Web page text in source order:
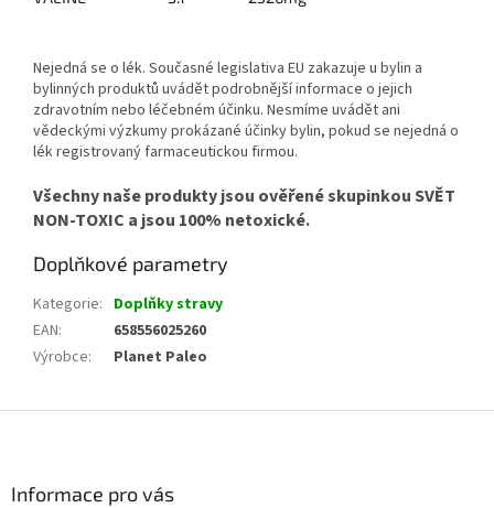
Nejedná se o lék. Současné legislativa EU zakazuje u bylin a
bylinných produktů uvádět podrobnější informace o jejich
zdravotním nebo léčebném účinku. Nesmíme uvádět ani
vědeckými výzkumy prokázané účinky bylin, pokud se nejedná o
lék registrovaný farmaceutickou firmou.
Všechny naše produkty jsou ověřené skupinkou SVĚT
NON-TOXIC a jsou 100% netoxické.
Doplňkové parametry
Kategorie: Doplňky stravy
EAN:
658556025260
Výrobce: Planet Paleo
Informace pro vás